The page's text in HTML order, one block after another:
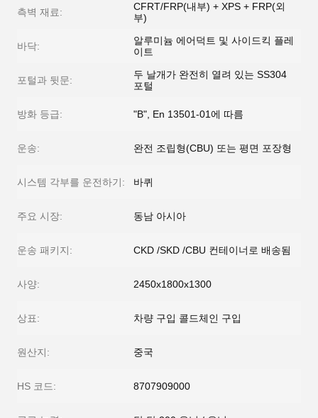
측벽 재료:
CFRT/FRP(내부) + XPS + FRP(외
부)
바닥:
알루미늄 에어덕트 및 사이드킥 플레
이트
포털과 뒷문:
두 날개가 완전히 열려 있는 SS304
포털
방화 등급: "B", En 13501-01에 따름
운송: 완전 조립형(CBU) 또는 평면 포장형
시스템 각부를 운전하기: 바퀴
주요 시장: 동남 아시아
운송 패키지: CKD /SKD /CBU 컨테이너로 배송됨
사양: 2450x1800x1300
상표: 차량 구입 콜드체인 구입
원산지: 중국
HS 코드: 8707909000